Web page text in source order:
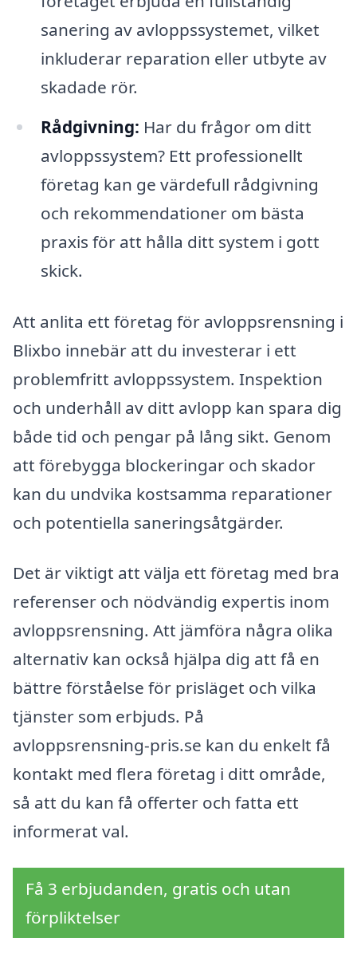
sanering av avloppssystemet, vilket
inkluderar reparation eller utbyte av
skadade rör.
Rådgivning: Har du frågor om ditt
avloppssystem? Ett professionellt
företag kan ge värdefull rådgivning
och rekommendationer om bästa
praxis för att hålla ditt system i gott
skick.
Att anlita ett företag för avloppsrensning i
Blixbo innebär att du investerar i ett
problemfritt avloppssystem. Inspektion
och underhåll av ditt avlopp kan spara dig
både tid och pengar på lång sikt. Genom
att förebygga blockeringar och skador
kan du undvika kostsamma reparationer
och potentiella saneringsåtgärder.
Det är viktigt att välja ett företag med bra
referenser och nödvändig expertis inom
avloppsrensning. Att jämföra några olika
alternativ kan också hjälpa dig att få en
bättre förståelse för prisläget och vilka
tjänster som erbjuds. På
avloppsrensning-pris.se kan du enkelt få
kontakt med flera företag i ditt område,
så att du kan få offerter och fatta ett
informerat val.
Få 3 erbjudanden, gratis och utan
förpliktelser